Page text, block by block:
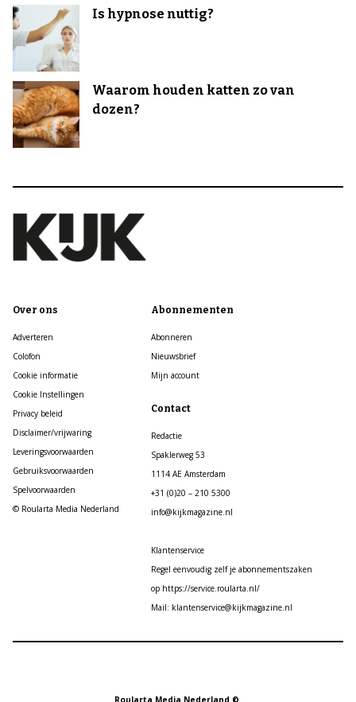
Is hypnose nuttig?
Waarom houden katten zo van
dozen?
Over ons
Adverteren
Colofon
Cookie informatie
Cookie Instellingen
Privacy beleid
Disclaimer/vrijwaring
Leveringsvoorwaarden
Gebruiksvoorwaarden
Spelvoorwaarden
© Roularta Media Nederland
Abonnementen
Abonneren
Nieuwsbrief
Mijn account
Contact
Redactie
Spaklerweg 53
1114 AE Amsterdam
+31 (0)20 – 210 5300
info@kijkmagazine.nl
Klantenservice
Regel eenvoudig zelf je abonnementszaken
op https://service.roularta.nl/
Mail: klantenservice@kijkmagazine.nl